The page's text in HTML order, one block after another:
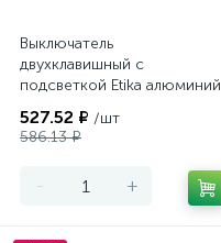
Выключатель
двухклавишный с
подсветкой Etika алюминий
527.52 ₽ /шт
586.13 ₽
- +